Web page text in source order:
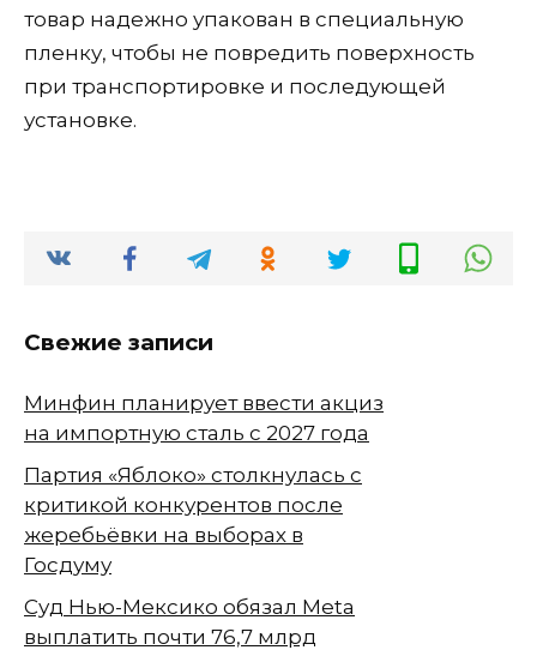
товар надежно упакован в специальную
пленку, чтобы не повредить поверхность
при транспортировке и последующей
установке.
Свежие записи
Минфин планирует ввести акциз
на импортную сталь с 2027 года
Партия «Яблоко» столкнулась с
критикой конкурентов после
жеребьёвки на выборах в
Госдуму
Суд Нью-Мексико обязал Meta
выплатить почти 76,7 млрд